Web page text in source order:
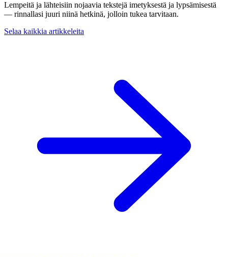
Lempeitä ja lähteisiin nojaavia tekstejä imetyksestä ja lypsämisestä
— rinnallasi juuri niinä hetkinä, jolloin tukea tarvitaan.
Selaa kaikkia artikkeleita